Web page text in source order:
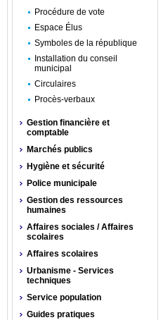
Procédure de vote
Espace Élus
Symboles de la république
Installation du conseil
municipal
Circulaires
Procès-verbaux
Gestion financière et
comptable
Marchés publics
Hygiène et sécurité
Police municipale
Gestion des ressources
humaines
Affaires sociales / Affaires
scolaires
Affaires scolaires
Urbanisme - Services
techniques
Service population
Guides pratiques